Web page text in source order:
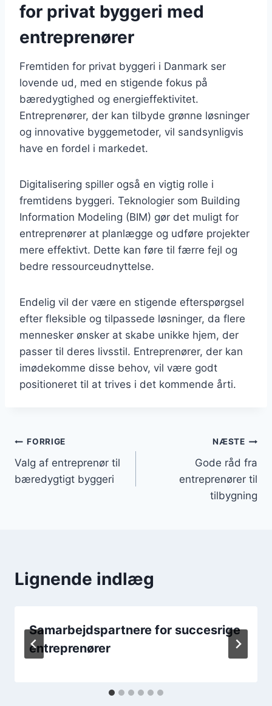
for privat byggeri med
entreprenører
Fremtiden for privat byggeri i Danmark ser
lovende ud, med en stigende fokus på
bæredygtighed og energieffektivitet.
Entreprenører, der kan tilbyde grønne løsninger
og innovative byggemetoder, vil sandsynligvis
have en fordel i markedet.
Digitalisering spiller også en vigtig rolle i
fremtidens byggeri. Teknologier som Building
Information Modeling (BIM) gør det muligt for
entreprenører at planlægge og udføre projekter
mere effektivt. Dette kan føre til færre fejl og
bedre ressourceudnyttelse.
Endelig vil der være en stigende efterspørgsel
efter fleksible og tilpassede løsninger, da flere
mennesker ønsker at skabe unikke hjem, der
passer til deres livsstil. Entreprenører, der kan
imødekomme disse behov, vil være godt
positioneret til at trives i det kommende årti.
Indlægsnavigation
FORRIGE
Valg af entreprenør til
bæredygtigt byggeri
NÆSTE
Gode råd fra
entreprenører til
tilbygning
Lignende indlæg
Samarbejdspartnere for succesrige
entreprenører